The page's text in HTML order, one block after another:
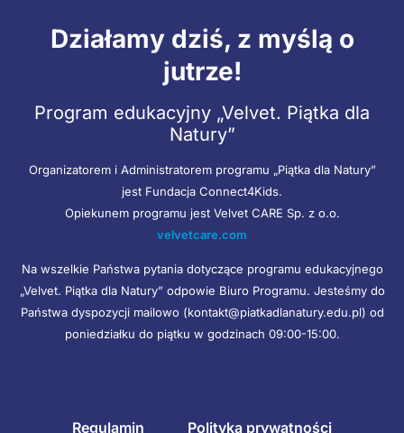
Działamy dziś, z myślą o
jutrze!
Program edukacyjny „Velvet. Piątka dla
Natury”
Organizatorem i Administratorem programu „Piątka dla Natury”
jest Fundacja Connect4Kids.
Opiekunem programu jest Velvet CARE Sp. z o.o.
velvetcare.com
Na wszelkie Państwa pytania dotyczące programu edukacyjnego
„Velvet. Piątka dla Natury” odpowie Biuro Programu. Jesteśmy do
Państwa dyspozycji mailowo (kontakt@piatkadlanatury.edu.pl) od
poniedziałku do piątku w godzinach 09:00-15:00.
Regulamin Polityka prywatności